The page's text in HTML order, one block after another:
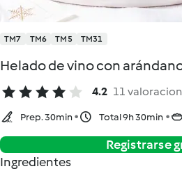
TM7 TM6 TM5 TM31
Helado de vino con
4.2 11
Prep. 30min Total 9h 30min
Registrarse
Ingredientes